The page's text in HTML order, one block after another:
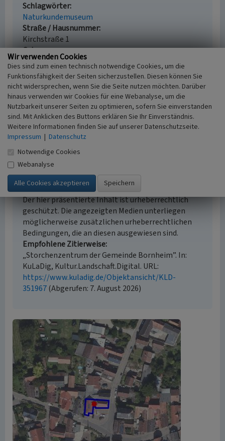
Schlagwörter
Naturkundemuseum
Straße / Hausnummer
Kirchstraße 1
Ort
76879 Bornheim / Rheinland-Pfalz
Fachsicht(en)
Landeskunde, Museen
Erfassungsmaßstab
i.d.R. 1:5.000 (größer als 1:20.000)
Erfassungsmethode
Archivauswertung
Empfohlene Zitierweise
Urheberrechtlicher Hinweis
Der hier präsentierte Inhalt ist urheberrechtlich
geschützt. Die angezeigten Medien unterliegen
möglicherweise zusätzlichen urheberrechtlichen
Bedingungen, die an diesen ausgewiesen sind.
Empfohlene Zitierweise
„Storchenzentrum der Gemeinde Bornheim”. In:
KuLaDig, Kultur.Landschaft.Digital. URL:
https://www.kuladig.de/Objektansicht/KLD-
351967(Abgerufen: 7. August 2026)
Wir verwenden Cookies
Dies sind zum einen technisch notwendige Cookies, um die
Funktionsfähigkeit der Seiten sicherzustellen. Diesen können Sie
nicht widersprechen, wenn Sie die Seite nutzen möchten. Darüber
hinaus verwenden wir Cookies für eine Webanalyse, um die
Nutzbarkeit unserer Seiten zu optimieren, sofern Sie einverstanden
sind. Mit Anklicken des Buttons erklären Sie Ihr Einverständnis.
Weitere Informationen finden Sie auf unserer Datenschutzseite.
Impressum | Datenschutz
Notwendige Cookies
Webanalyse